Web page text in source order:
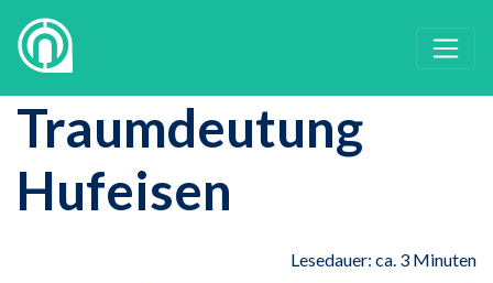
Traumdeutung
Hufeisen
Lesedauer: ca. 3 Minuten